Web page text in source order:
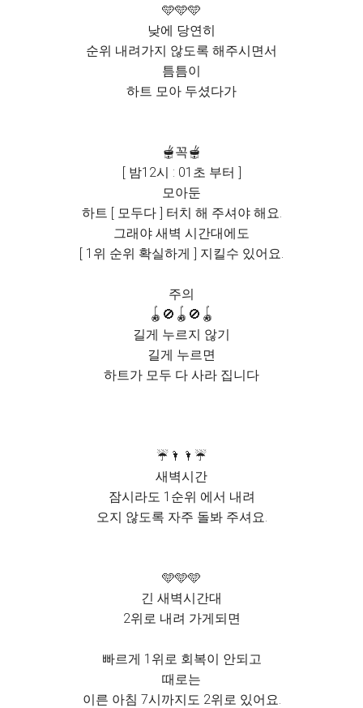
🩵🩵🩵
낮에 당연히
순위 내려가지 않도록 해주시면서
틈틈이
하트 모아 두셨다가
🫕꼭🫕
[ 밤12시 : 01초 부터 ]
모아둔
하트 [ 모두다 ] 터치 해 주셔야 해요.
그래야 새벽 시간대에도
[ 1위 순위 확실하게 ] 지킬수 있어요.
주의
🪀🚫🪀🚫🪀
길게 누르지 않기
길게 누르면
하트가 모두 다 사라 집니다
☔️🌂🌂☔️
새벽시간
잠시라도 1순위 에서 내려
오지 않도록 자주 돌봐 주셔요.
🩵🩵🩵
긴 새벽시간대
2위로 내려 가게되면
빠르게 1위로 회복이 안되고
때로는
이른 아침 7시까지도 2위로 있어요.